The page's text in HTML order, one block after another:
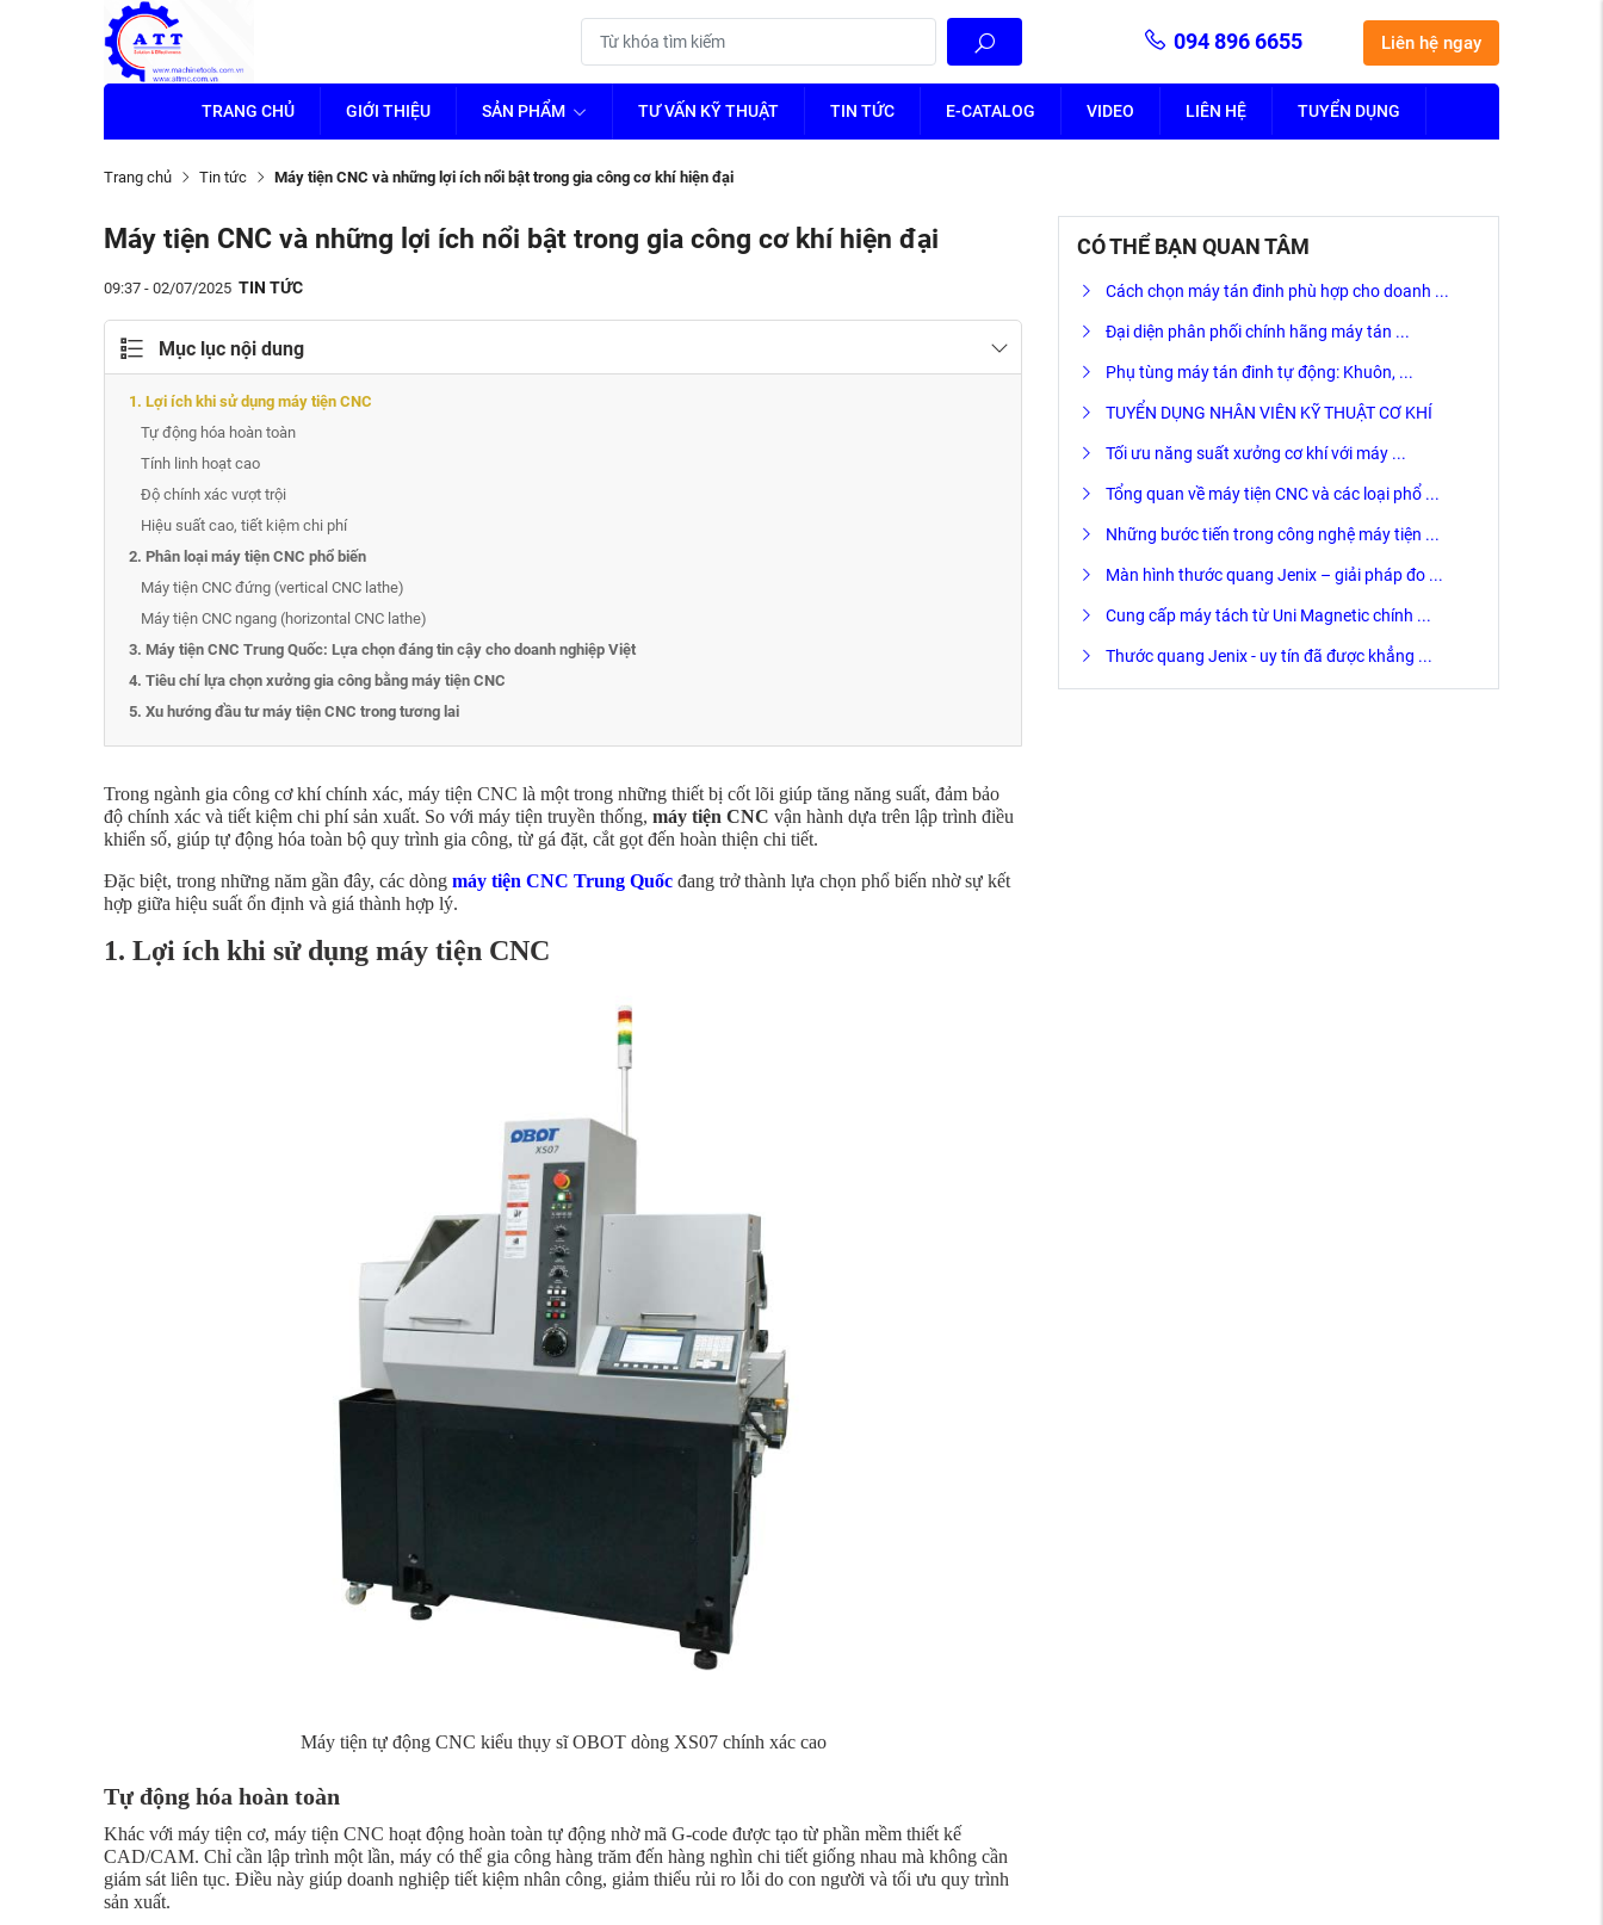
094 896 6655 Liên hệ ngay
TRANG CHỦ GIỚI THIỆU SẢN PHẨM TƯ VẤN KỸ THUẬT TIN TỨC E-CATALOG VIDEO LIÊN HỆ TUYỂN DỤNG
Trang chủ Tin tức Máy tiện CNC và những lợi ích nổi bật trong gia công cơ khí hiện đại
Máy tiện CNC và những lợi ích nổi bật trong gia công cơ khí hiện đại
09:37 - 02/07/2025 TIN TỨC
Mục lục nội dung
1. Lợi ích khi sử dụng máy tiện CNC
Tự động hóa hoàn toàn
Tính linh hoạt cao
Độ chính xác vượt trội
Hiệu suất cao, tiết kiệm chi phí
2. Phân loại máy tiện CNC phổ biến
Máy tiện CNC đứng (vertical CNC lathe)
Máy tiện CNC ngang (horizontal CNC lathe)
3. Máy tiện CNC Trung Quốc: Lựa chọn đáng tin cậy cho doanh nghiệp Việt
4. Tiêu chí lựa chọn xưởng gia công bằng máy tiện CNC
5. Xu hướng đầu tư máy tiện CNC trong tương lai
Trong ngành gia công cơ khí chính xác, máy tiện CNC là một trong những thiết bị cốt lõi giúp tăng năng suất, đảm bảo
độ chính xác và tiết kiệm chi phí sản xuất. So với máy tiện truyền thống, máy tiện CNC vận hành dựa trên lập trình điều
khiển số, giúp tự động hóa toàn bộ quy trình gia công, từ gá đặt, cắt gọt đến hoàn thiện chi tiết.
Đặc biệt, trong những năm gần đây, các dòng máy tiện CNC Trung Quốc đang trở thành lựa chọn phổ biến nhờ sự kết
hợp giữa hiệu suất ổn định và giá thành hợp lý.
1. Lợi ích khi sử dụng máy tiện CNC
Máy tiện tự động CNC kiểu thụy sĩ OBOT dòng XS07 chính xác cao
Tự động hóa hoàn toàn
Khác với máy tiện cơ, máy tiện CNC hoạt động hoàn toàn tự động nhờ mã G-code được tạo từ phần mềm thiết kế
CAD/CAM. Chỉ cần lập trình một lần, máy có thể gia công hàng trăm đến hàng nghìn chi tiết giống nhau mà không cần
giám sát liên tục. Điều này giúp doanh nghiệp tiết kiệm nhân công, giảm thiểu rủi ro lỗi do con người và tối ưu quy trình
sản xuất.
CÓ THỂ BẠN QUAN TÂM
Cách chọn máy tán đinh phù hợp cho doanh ...
Đại diện phân phối chính hãng máy tán ...
Phụ tùng máy tán đinh tự động: Khuôn, ...
TUYỂN DỤNG NHÂN VIÊN KỸ THUẬT CƠ KHÍ
Tối ưu năng suất xưởng cơ khí với máy ...
Tổng quan về máy tiện CNC và các loại phổ ...
Những bước tiến trong công nghệ máy tiện ...
Màn hình thước quang Jenix – giải pháp đo ...
Cung cấp máy tách từ Uni Magnetic chính ...
Thước quang Jenix - uy tín đã được khẳng ...